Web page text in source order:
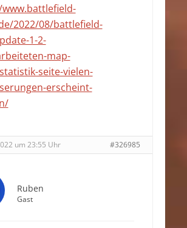
2022/08/battlefield-
1-2-
map-
seite-vielen-
erscheint-
um 23:55 Uhr #326985
Ruben
Gast